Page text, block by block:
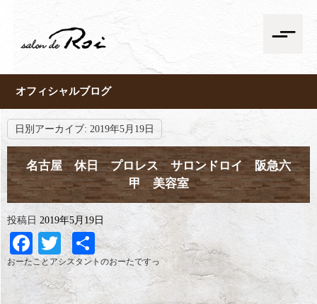
オフィシャルブログ
日別アーカイブ: 2019年5月19日
名古屋 休日 プロレス サロンドロイ 阪急六
甲 美容室
投稿日 2019年5月19日
Facebook
Twitter
共
有
おーたことアシスタントのおーたですっ